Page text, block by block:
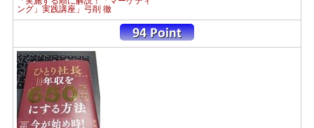
ング」実践講座」弓削 徹